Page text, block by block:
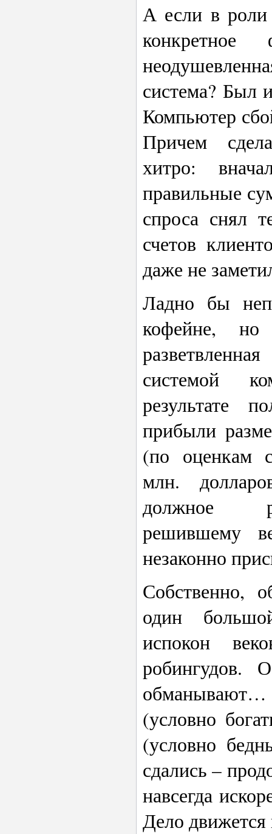
А если в роли
система? Был
Компьютер
Причем
хитро:
правильные
спроса снял
счетов
даже не
Ладно бы
кофейне,
системой
результате
прибыли
(по оценкам
млн.
должное
решившему
незаконно
Собственно,
один
испокон
робингудов.
(условно
(условно
сдались –
навсегда
Дело